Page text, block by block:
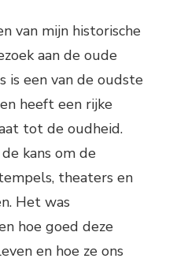
van mijn historische
aan de oude
is een van de oudste
heeft een rijke
tot de oudheid.
kans om de
theaters en
Het was
hoe goed deze
en hoe ze ons